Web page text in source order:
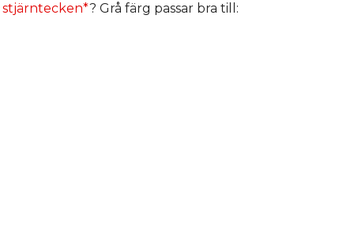
stjärntecken*? Grå färg passar bra till: